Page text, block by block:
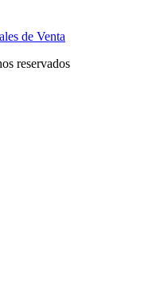
de Venta
reservados